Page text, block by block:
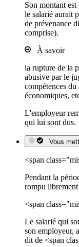
Son montant est
le salarié aurait
de prévenance
comprise).
À savoir
la rupture de la
abusive par le
compétences
économiques,
L'employeur
qui lui sont dus.
Vous
<span
Pendant la
rompu
<span
Le salarié qui
son employeur,
dit de <span